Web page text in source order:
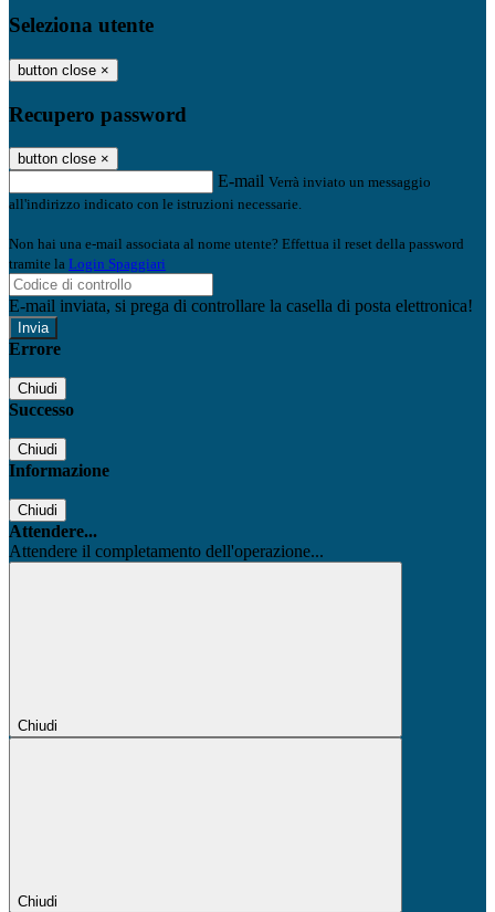
Seleziona utente
button close ×
Recupero password
button close ×
E-mail Verrà inviato un messaggio
all'indirizzo indicato con le istruzioni necessarie.
Non hai una e-mail associata al nome utente? Effettua il reset della password
tramite la Login Spaggiari
E-mail inviata, si prega di controllare la casella di posta elettronica!
Errore
Chiudi
Successo
Chiudi
Informazione
Chiudi
Attendere...
Attendere il completamento dell'operazione...
Chiudi
Chiudi